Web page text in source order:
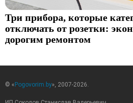
Три прибора, которые
отключать от розетки:
дорогим ремонтом
© « Pogovorim.by», 2007-2026.